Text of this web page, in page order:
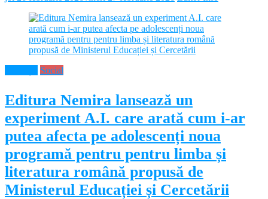
Social
Editura Nemira lansează un
experiment A.I. care arată cum i-ar
putea afecta pe adolescenți noua
programă pentru pentru limba și
literatura română propusă de
Ministerul Educației și Cercetării